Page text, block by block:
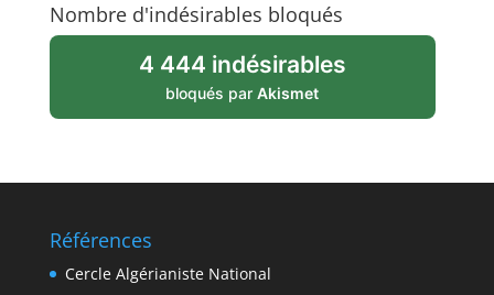
Nombre d'indésirables bloqués
4 444 indésirables
bloqués parAkismet
Références
Cercle Algérianiste National